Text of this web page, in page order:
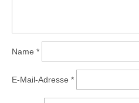
Name *
E-Mail-Adresse *